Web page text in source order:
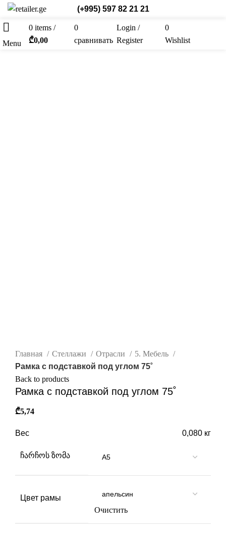
(+995) 597 82 21 21
Menu
0 items /
₾0,00
0
сравнивать
Login /
Register
0
Wishlist
Главная
Стеллажи Отрасли
5. Мебель
Рамка с подставкой под углом 75˚
Back to products
Рамка с подставкой под углом 75˚
₾5,74
Вес 0,080 кг
ჩარჩოს ზომა
Цвет рамы
Очистить